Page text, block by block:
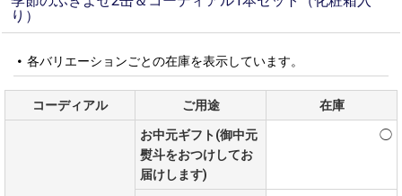
り）
各バリエーションごとの在庫を表示しています。
コーディアル ご用途 在庫
お中元ギフト(御中元
熨斗をおつけしてお
届けします)
◯